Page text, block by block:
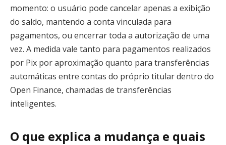
momento: o usuário pode cancelar apenas a exibição
do saldo, mantendo a conta vinculada para
pagamentos, ou encerrar toda a autorização de uma
vez. A medida vale tanto para pagamentos realizados
por Pix por aproximação quanto para transferências
automáticas entre contas do próprio titular dentro do
Open Finance, chamadas de transferências
inteligentes.
O que explica a mudança e quais